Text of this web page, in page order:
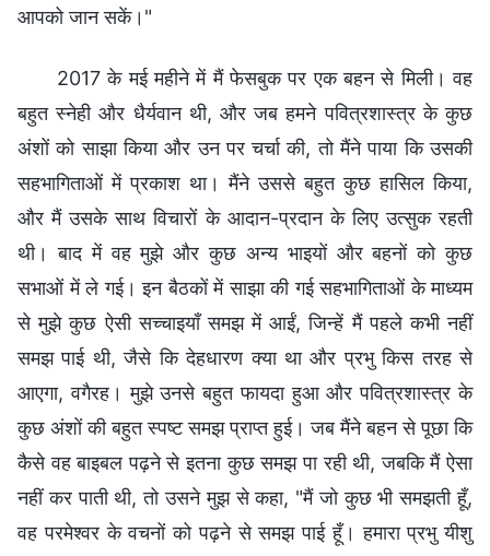
आपको जान सकें।"
2017 के मई महीने में मैं फेसबुक पर एक बहन से मिली। वह
बहुत स्नेही और धैर्यवान थी, और जब हमने पवित्रशास्त्र के कुछ
अंशों को साझा किया और उन पर चर्चा की, तो मैंने पाया कि उसकी
सहभागिताओं में प्रकाश था। मैंने उससे बहुत कुछ हासिल किया,
और मैं उसके साथ विचारों के आदान-प्रदान के लिए उत्सुक रहती
थी। बाद में वह मुझे और कुछ अन्य भाइयों और बहनों को कुछ
सभाओं में ले गई। इन बैठकों में साझा की गई सहभागिताओं के माध्यम
से मुझे कुछ ऐसी सच्चाइयाँ समझ में आईं, जिन्हें मैं पहले कभी नहीं
समझ पाई थी, जैसे कि देहधारण क्या था और प्रभु किस तरह से
आएगा, वगैरह। मुझे उनसे बहुत फायदा हुआ और पवित्रशास्त्र के
कुछ अंशों की बहुत स्पष्ट समझ प्राप्त हुई। जब मैंने बहन से पूछा कि
कैसे वह बाइबल पढ़ने से इतना कुछ समझ पा रही थी, जबकि मैं ऐसा
नहीं कर पाती थी, तो उसने मुझ से कहा, "मैं जो कुछ भी समझती हूँ,
वह परमेश्वर के वचनों को पढ़ने से समझ पाई हूँ। हमारा प्रभु यीशु